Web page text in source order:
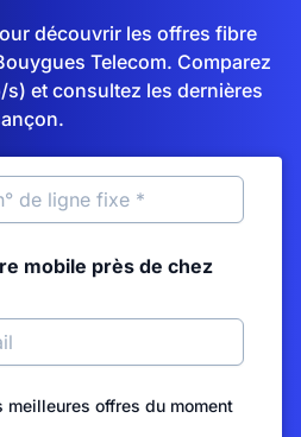
découvrir les offres fibre
Telecom. Comparez
et consultez les dernières
mobile près de chez
meilleures offres du moment